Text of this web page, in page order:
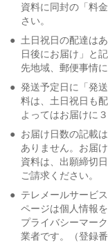
資料に同封の「料
さい。
● 土日祝日の配達は
日後にお届け」と
先地域、郵便事情
● 発送予定日に「発
料は、土日祝日も
よってはお届けに
● お届け日数の記載
ありません。お届
資料は、出願締切
ご請求ください。
● テレメールサービ
ページは個人情報
プライバシーマー
業者です。（登録